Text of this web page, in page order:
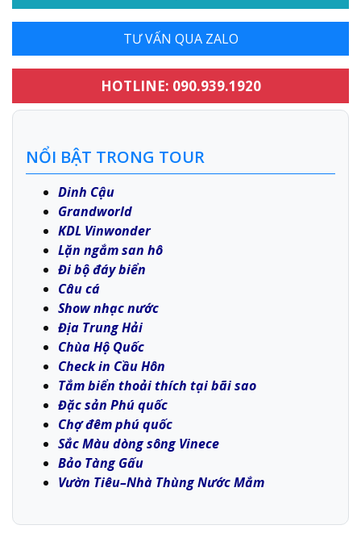
TƯ VẤN QUA ZALO
HOTLINE: 090.939.1920
NỔI BẬT TRONG TOUR
Dinh Cậu
Grandworld
KDL Vinwonder
Lặn ngắm san hô
Đi bộ đáy biển
Câu cá
Show nhạc nước
Địa Trung Hải
Chùa Hộ Quốc
Check in Cầu Hôn
Tắm biển thoải thích tại bãi sao
Đặc sản Phú quốc
Chợ đêm phú quốc
Sắc Màu dòng sông Vinece
Bảo Tàng Gấu
Vườn Tiêu–Nhà Thùng Nước Mắm